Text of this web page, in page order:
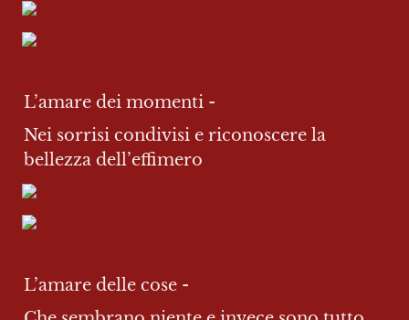
L’amare dei momenti -
Nei sorrisi condivisi e riconoscere la
bellezza dell’effimero
L’amare delle cose -